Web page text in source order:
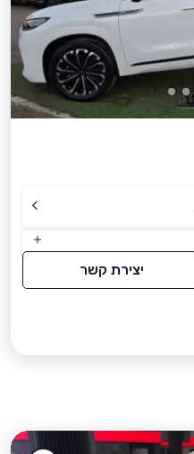
יצירת קשר